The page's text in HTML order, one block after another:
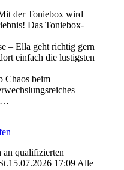
der Toniebox wird
Das Toniebox-
– Ella geht richtig gern
einfach die lustigsten
Chaos beim
an qualifizierten
17:09 Alle